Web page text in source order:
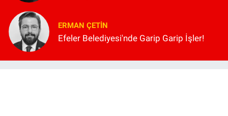
ERMAN ÇETIN
Efeler Belediyesi'nde Garip Garip İşler!